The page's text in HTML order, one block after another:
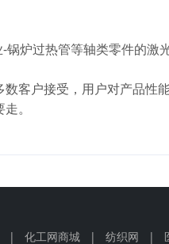
锅炉过热管等轴类零件的激
客户接受，用户对产品性
。
| 化工网商城 | 纺织网 |